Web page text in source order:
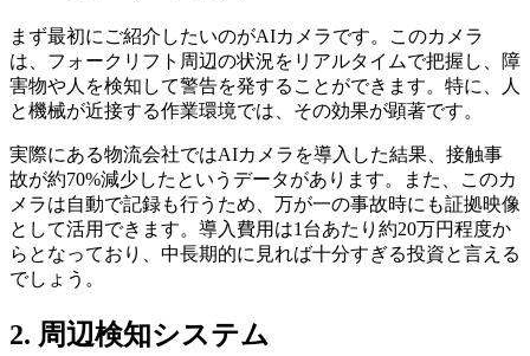
まず最初にご紹介したいのがAIカメラです。このカメラ
は、フォークリフト周辺の状況をリアルタイムで把握し、障
害物や人を検知して警告を発することができます。特に、人
と機械が近接する作業環境では、その効果が顕著です。
実際にある物流会社ではAIカメラを導入した結果、接触事
故が約70%減少したというデータがあります。また、このカ
メラは自動で記録も行うため、万が一の事故時にも証拠映像
として活用できます。導入費用は1台あたり約20万円程度か
らとなっており、中長期的に見れば十分すぎる投資と言える
でしょう。
2. 周辺検知システム